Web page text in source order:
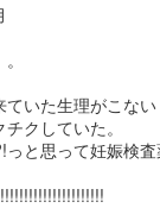
いた生理がこない
クしていた。
っと思って妊娠検